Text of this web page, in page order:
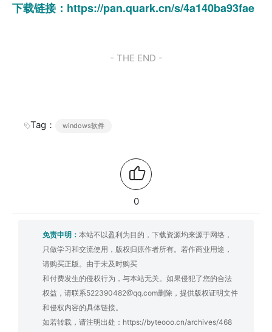
下载链接： https://pan.quark.cn/s/4a140ba93fae
- THE END -
Tag： windows软件
0
免责申明： 本站不以盈利为目的，下载资源均来源于网络，
只做学习和交流使用，版权归原作者所有。若作商业用途，
请购买正版。由于未及时购买
和付费发生的侵权行为，与本站无关。如果侵犯了您的合法
权益，请联系522390482@qq.com删除，提供版权证明文件
和侵权内容的具体链接。
如若转载，请注明出处： https://byteooo.cn/archives/468